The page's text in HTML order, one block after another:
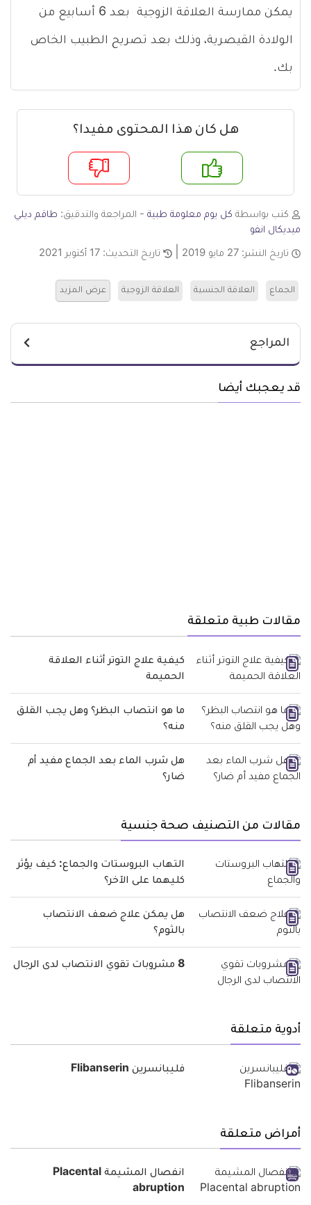
يمكن ممارسة العلاقة الزوجية بعد 6 أسابيع من
الولادة القيصرية، وذلك بعد تصريح الطبيب الخاص
بك.
هل كان هذا المحتوى مفيدا؟
لا
كتب بواسطة كل يوم معلومة طبية - المراجعة والتدقيق: طاقم ديلي
ميديكال انفو
تاريخ النشر: 27 مايو 2019 تاريخ التحديث: 17 أكتوبر 2021
الجماع العلاقة الجنسية العلاقة الزوجية عرض المزيد
المراجع
قد يعجبك أيضا
مقالات طبية متعلقة
كيفية علاج التوتر أثناء العلاقة
الحميمة
ما هو انتصاب البظر؟ وهل يجب القلق
منه؟
هل شرب الماء بعد الجماع مفيد أم
ضار؟
مقالات من التصنيف صحة جنسية
التهاب البروستات والجماع: كيف يؤثر
كليهما على الآخر؟
هل يمكن علاج ضعف الانتصاب
بالثوم؟
8 مشروبات تقوي الانتصاب لدى الرجال
أدوية متعلقة
فليبانسرين Flibanserin
أمراض متعلقة
انفصال المشيمة Placental
abruption